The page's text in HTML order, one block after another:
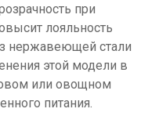
при
лояльность
нержавеющей стали
этой модели в
или овощном
питания.